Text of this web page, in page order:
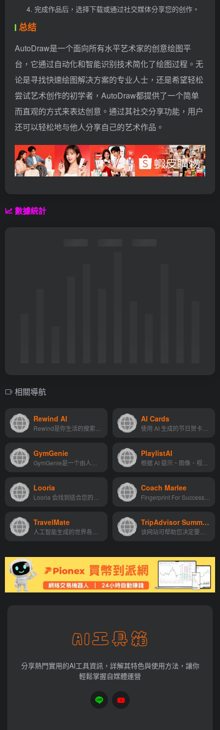
完成作品后，选择下载或通过社交媒体分享您的创作。
总结
AutoDraw是一个面向所有水平艺术家的创意绘图平
台，它通过自动化和智能识别技术简化了绘图过程。无
论是寻找快速绘图解决方案的专业人士，还是希望轻松
尝试艺术创作的初学者，AutoDraw都提供了一个简单
而直观的方式来表达创意。通过其社交分享功能，用户
还可以轻松地与他人分享自己的艺术作品。
數據統計
相關導航
Rewind AI AI Cards
GymGenie PlaylistAI
Looria Coach Marlee
TravelMate TripAdvisor Summary
分享熱門實用的AI工具資訊，詳解其特色與使用方法，讓你
輕鬆掌握自媒體運營